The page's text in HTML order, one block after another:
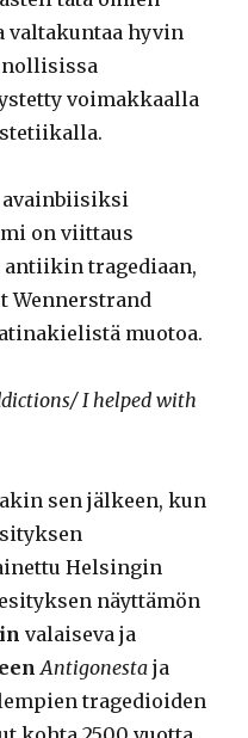
valtakuntaa hyvin
voimakkaalla
on viittaus
tragediaan,
Wennerstrand
muotoa.
I helped with
sen jälkeen, kun
Helsingin
näyttämön
valaiseva ja
Antigonesta ja
tragedioiden